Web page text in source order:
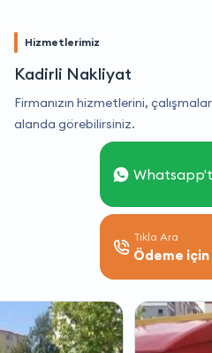
Hizmetlerimiz
Kadirli Nakliyat
Firmanızın hizmetlerini,
alanda görebilirsiniz.
Tıkla Ara
Ödeme